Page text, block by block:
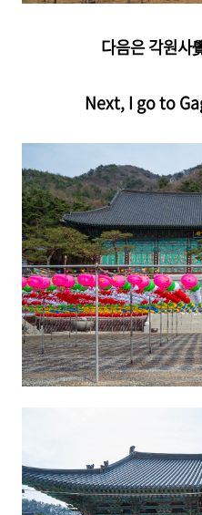
다음은 각원사
Next, I go to